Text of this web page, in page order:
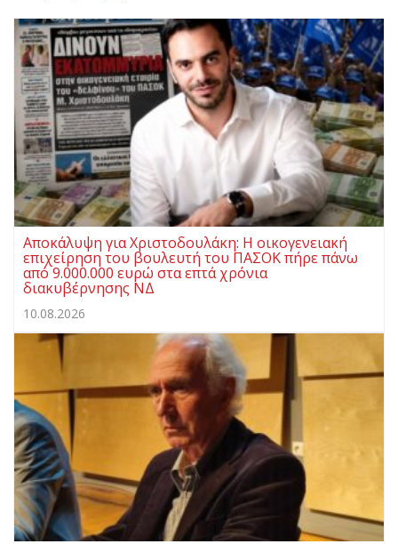
Αποκάλυψη για Χριστοδουλάκη: Η οικογενειακή
επιχείρηση του βουλευτή του ΠΑΣΟΚ πήρε πάνω
από 9.000.000 ευρώ στα επτά χρόνια
διακυβέρνησης ΝΔ
10.08.2026